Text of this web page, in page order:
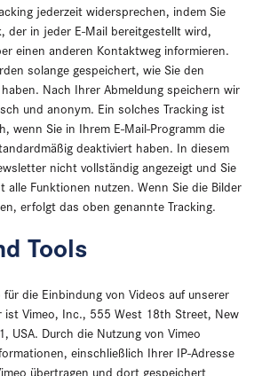
jederzeit widersprechen, indem Sie
der in jeder E-Mail bereitgestellt wird,
einen anderen Kontaktweg informieren.
solange gespeichert, wie Sie den
Nach Ihrer Abmeldung speichern wir
und anonym. Ein solches Tracking ist
wenn Sie in Ihrem E-Mail-Programm die
deaktiviert haben. In diesem
nicht vollständig angezeigt und Sie
alle Funktionen nutzen. Wenn Sie die Bilder
erfolgt das oben genannte Tracking.
Tools
die Einbindung von Videos auf unserer
ist Vimeo, Inc., 555 West 18th Street, New
USA. Durch die Nutzung von Vimeo
einschließlich Ihrer IP-Adresse
übertragen und dort gespeichert